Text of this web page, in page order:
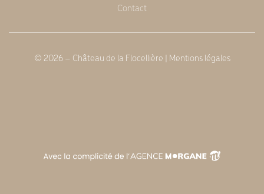
Contact
© 2026 – Château de la Flocellière | Mentions légales